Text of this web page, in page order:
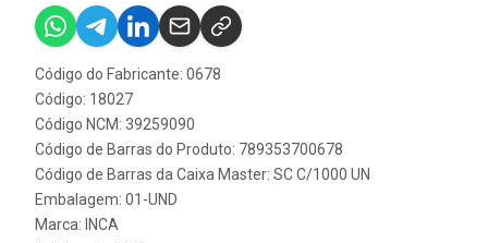
Código do Fabricante: 0678
Código: 18027
Código NCM: 39259090
Código de Barras do Produto: 789353700678
Código de Barras da Caixa Master: SC C/1000 UN
Embalagem: 01-UND
Marca: INCA